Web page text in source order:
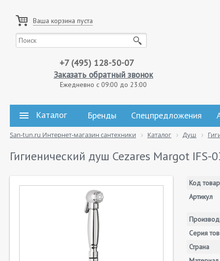
Ваша корзина пуста
+7 (495) 128-50-07
Заказать обратный звонок
Ежедневно с 09:00 до 23:00
Каталог Бренды Спецпредложения
San-tun.ru Интернет-магазин сантехники Каталог Душ
Гигиенический душ Cezares Margot IFS-
Код
Артикул
Серия
Страна